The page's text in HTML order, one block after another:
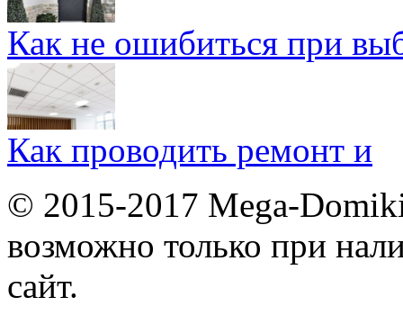
Как не ошибиться при
Как проводить ремонт и
© 2015-2017 Mega-
возможно только при
сайт.